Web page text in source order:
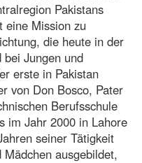
Pakistans
eine Mission zu
die heute in der
Jungen und
erste in Pakistan
von Don Bosco, Pater
Berufsschule
im Jahr 2000 in Lahore
seiner Tätigkeit
ausgebildet,